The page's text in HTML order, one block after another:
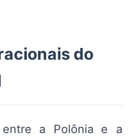
do
entre a Polônia e a